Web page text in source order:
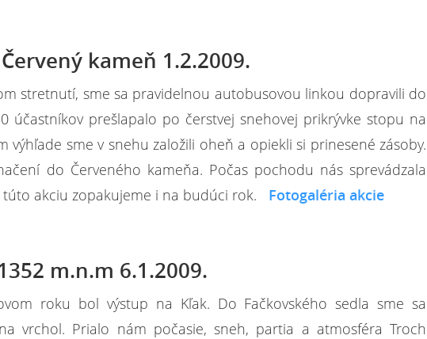
kameň 1.2.2009.
stretnutí, sme sa pravidelnou autobusovou linkou dopravili do
účastníkov prešlapalo po čerstvej snehovej prikrývke stopu na
výhľade sme v snehu založili oheň a opiekli si prinesené zásoby.
do Červeného kameňa. Počas pochodu nás sprevádzala
túto akciu zopakujeme i na budúci rok. Fotogaléria akcie
m.n.m 6.1.2009.
roku bol výstup na Kľak. Do Fačkovského sedla sme sa
vrchol. Prialo nám počasie, sneh, partia a atmosféra Troch